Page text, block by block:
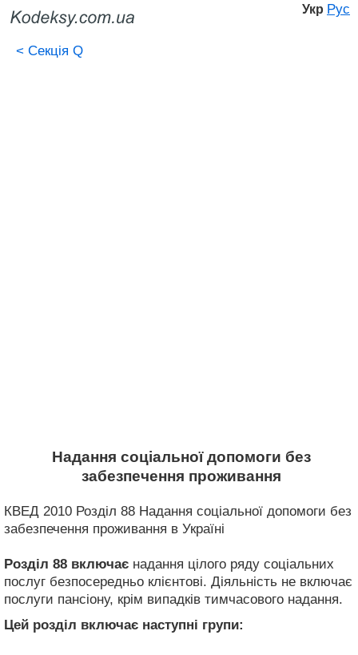
Укр Рус
< Секція Q
Надання соціальної допомоги без
забезпечення проживання
КВЕД 2010 Розділ 88 Надання соціальної допомоги без
забезпечення проживання в Україні
Розділ 88 включає надання цілого ряду соціальних
послуг безпосередньо клієнтові. Діяльність не включає
послуги пансіону, крім випадків тимчасового надання.
Цей розділ включає наступні групи: